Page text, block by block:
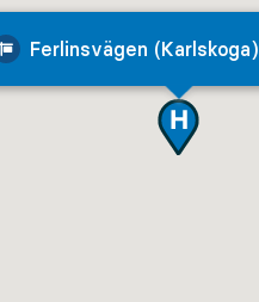
Ferlinsvägen (Karlskoga)